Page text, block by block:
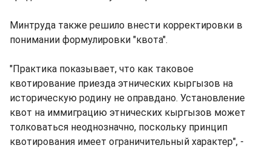
Минтруда также решило внести корректировки в
понимании формулировки "квота".
"Практика показывает, что как таковое
квотирование приезда этнических кыргызов на
историческую родину не оправдано. Установление
квот на иммиграцию этнических кыргызов может
толковаться неоднозначно, поскольку принцип
квотирования имеет ограничительный характер", -